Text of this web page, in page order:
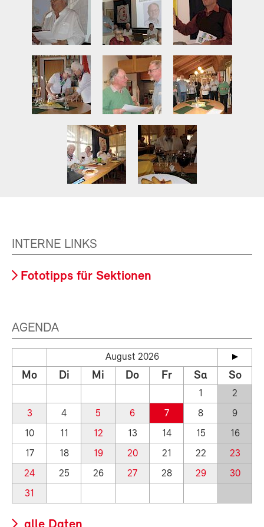
INTERNE LINKS
Fototipps für Sektionen
AGENDA
August 2026
Mo Di Mi Do Fr Sa So
1
2
3
4 5 6 7 8
9
10
11 12 13 14 15
16
17
18 19 20 21 22
23
24
25 26 27 28 29
30
31